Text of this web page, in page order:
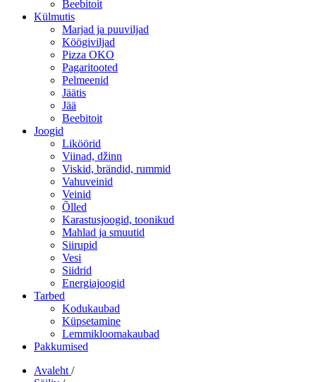
Beebitoit
Külmutis
Marjad ja puuviljad
Köögiviljad
Pizza OKO
Pagaritooted
Pelmeenid
Jäätis
Jää
Beebitoit
Joogid
Liköörid
Viinad, džinn
Viskid, brändid, rummid
Vahuveinid
Veinid
Õlled
Karastusjoogid, toonikud
Mahlad ja smuutid
Siirupid
Vesi
Siidrid
Energiajoogid
Tarbed
Kodukaubad
Küpsetamine
Lemmikloomakaubad
Pakkumised
Avaleht /